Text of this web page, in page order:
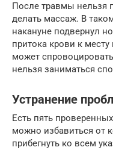
После травмы нельзя
делать массаж. В
накануне подвернул
притока крови к
может
нельзя заниматься
Устранение
Есть пять
можно избавиться от
прибегнуть ко всем